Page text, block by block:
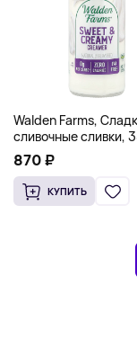
Walden Farms,
сливочные сливки,
жидк. Унций)
870 ₽
КУПИТЬ